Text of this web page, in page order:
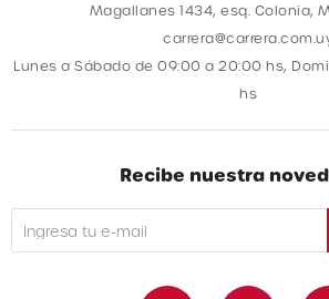
Magallanes 1434, esq. Colonia,
Lunes a Sábado de 09:00 a 20:00 hs,
hs
Recibe nuestra